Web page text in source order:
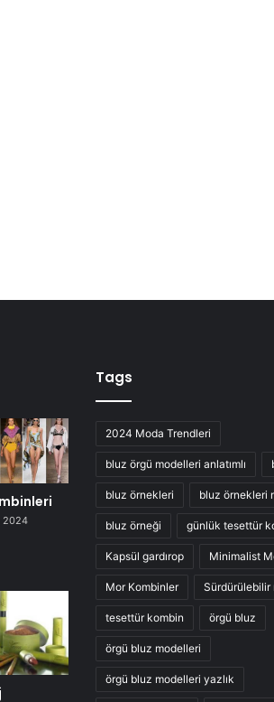
2024
Tags
2024 Moda Trendleri
bluz örgü modelleri anlatımlı
bluz örnekleri bluz örnekleri
bluz örneği günlük tesettür
Kapsül gardırop Minimalist
Mor Kombinler Sürdürülebilir
tesettür kombin örgü bluz
örgü bluz modelleri
örgü bluz modelleri yazlık